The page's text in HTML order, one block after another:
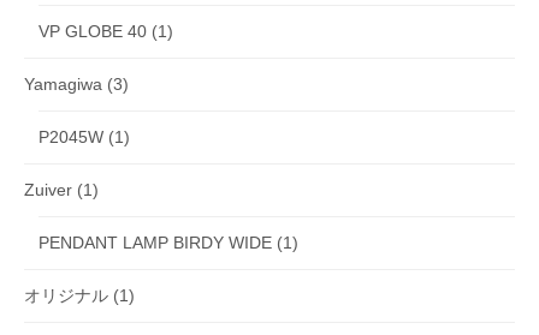
VP GLOBE 40 (1)
Yamagiwa (3)
P2045W (1)
Zuiver (1)
PENDANT LAMP BIRDY WIDE (1)
オリジナル (1)